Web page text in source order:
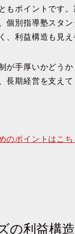
もポイントです
個別指導塾スタン
、利益構造も見え
が手厚いかどうか
長期経営を支え
のポイントはこち
の利益構